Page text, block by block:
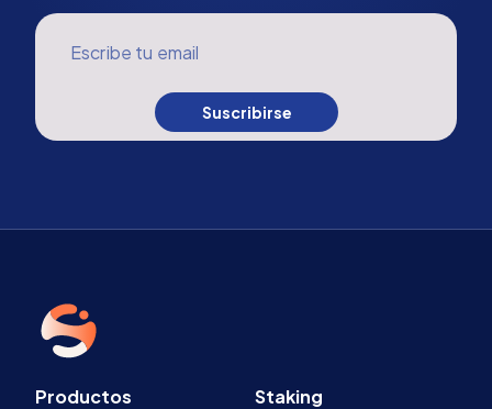
Escribe tu email
Suscribirse
Productos Staking